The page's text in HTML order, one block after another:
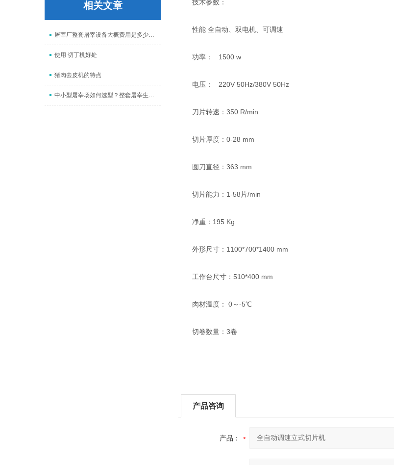
相关文章
屠宰厂整套屠宰设备大概费用是多少？猪牛羊生产线投资成本与预算明细全解析
使用 切丁机好处
猪肉去皮机的特点
中小型屠宰场如何选型？整套屠宰生产线价格影响因素与高性价比设备厂家推荐指南
技术参数：
性能 全自动、双电机、可调速
功率： 1500 w
电压： 220V 50Hz/380V 50Hz
刀片转速：350 R/min
切片厚度：0-28 mm
圆刀直径：363 mm
切片能力：1-58片/min
净重：195 Kg
外形尺寸：1100*700*1400 mm
工作台尺寸：510*400 mm
肉材温度： 0～-5℃
切卷数量：3卷
产品咨询
产品：